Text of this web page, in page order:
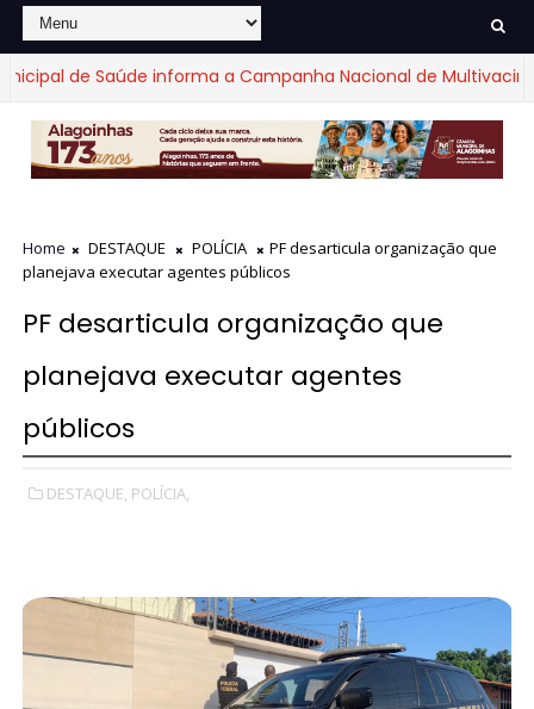
de Saúde informa a Campanha Nacional de Multivacinação
Home DESTAQUE POLÍCIA
PF desarticula organização que
planejava executar agentes públicos
PF desarticula organização que
planejava executar agentes
públicos
DESTAQUE, POLÍCIA,